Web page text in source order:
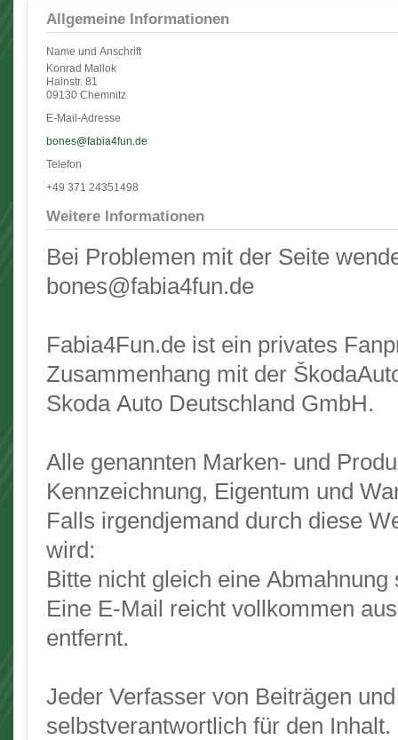
Allgemeine Informationen
Name und Anschrift
Konrad Mallok
Hainstr. 81
09130 Chemnitz
E-Mail-Adresse
bones@fabia4fun.de
Telefon
+49 371 24351498
Weitere Informationen
Bei Problemen mit der Seite
bones@fabia4fun.de
Fabia4Fun.de ist ein privates
Zusammenhang mit der
Skoda Auto Deutschland GmbH.
Alle genannten Marken- und
Kennzeichnung, Eigentum und
Falls irgendjemand durch diese
wird:
Bitte nicht gleich eine Abmahnung
Eine E-Mail reicht vollkommen
entfernt.
Jeder Verfasser von Beiträgen
selbstverantwortlich für den Inhalt.